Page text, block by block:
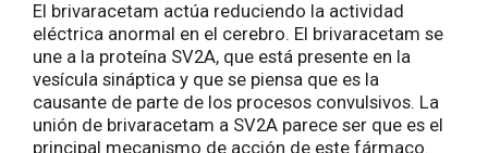
El brivaracetam actúa reduciendo la actividad
eléctrica anormal en el cerebro. El brivaracetam se
une a la proteína SV2A, que está presente en la
vesícula sináptica y que se piensa que es la
causante de parte de los procesos convulsivos. La
unión de brivaracetam a SV2A parece ser que es el
principal mecanismo de acción de este fármaco.